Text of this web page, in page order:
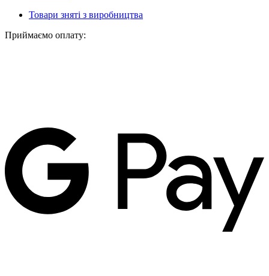
Товари зняті з виробництва
Приймаємо оплату: